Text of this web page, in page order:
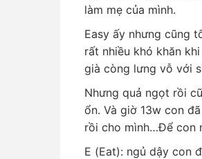
làm mẹ của mình.
Easy ấy nhưng cũng
rất nhiều khó khăn
già còng lưng vỗ với
Nhưng quả ngọt rồi
ổn. Và giờ 13w con
rồi cho mình…Để con
E (Eat): ngủ dậy con